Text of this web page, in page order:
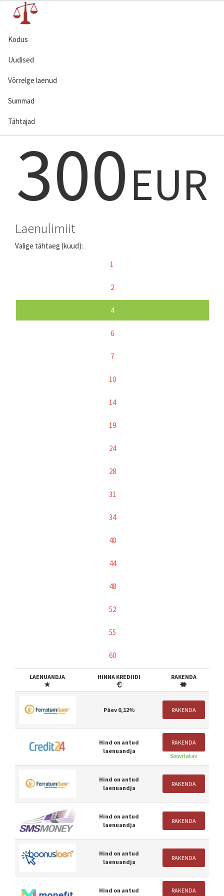
Kodus
Uudised
Võrrelge laenud
Summad
Tähtajad
300EUR
Laenulimiit
Valige tähtaeg (kuud):
1
2
4
6
7
10
14
19
24
28
31
34
40
44
48
52
55
60
LAENUANDJA HINNA KREDIIDI RAKENDA
Päev 0,12% RAKENDA
Hind on antud
laenuandja
RAKENDA
Soovitatav
Hind on antud
laenuandja
RAKENDA
Hind on antud
laenuandja
RAKENDA
Hind on antud
laenuandja
RAKENDA
Hind on antud
RAKENDA